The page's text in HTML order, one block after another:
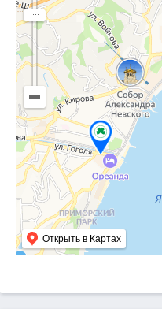
Открыть в Картах